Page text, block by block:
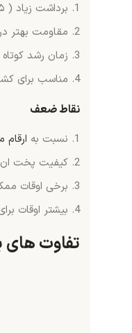
برداشت زیاد ( ۵ تا ۸ تن در هر هکتار )
مقاومت بهتر
زمان رشد کوتاه
مناسب برای
نقاط ضعف
نسبت به
کیفیت پخت ان
برخی اوقات
بیشتر اوقات
تفاوت